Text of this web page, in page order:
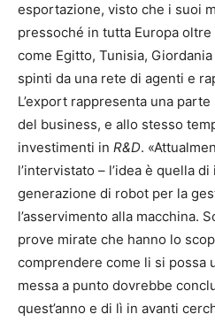
esportazione, visto che i suoi
pressoché in tutta Europa
come Egitto, Tunisia,
spinti da una rete di agenti e
L’export rappresenta una
del business, e allo stesso
investimenti in R&D.
l’intervistato – l’idea è quella
generazione di robot per la
l’asservimento alla macchina.
prove mirate che hanno lo
comprendere come li si possa
messa a punto dovrebbe
quest’anno e di lì in avanti